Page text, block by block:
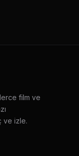
film ve
ve izle.